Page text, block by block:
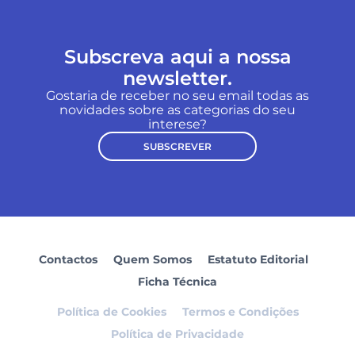
Subscreva aqui a nossa
newsletter.
Gostaria de receber no seu email todas as
novidades sobre as categorias do seu
interese?
SUBSCREVER
Contactos Quem Somos
Estatuto Editorial
Ficha Técnica
Política de Cookies
Termos e Condições
Política de Privacidade